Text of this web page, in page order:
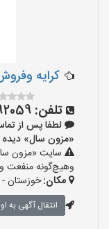
کرایه
تلفن:
لطفا پس از
«مزون سال» دیده ام و کد
سایت «مزون
وهیچ‌گونه منفعت و
مکان:خوزستان -
انتقال آگهی به